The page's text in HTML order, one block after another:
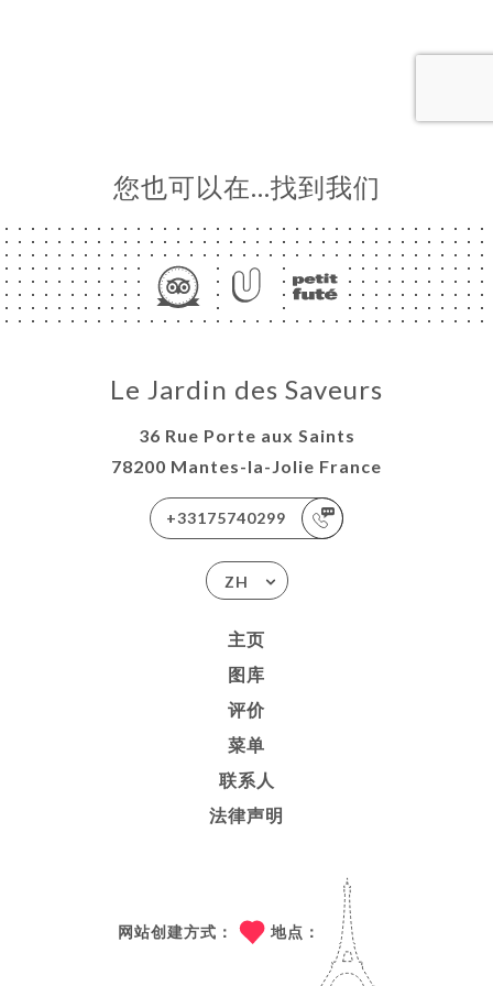
您也可以在…找到我们
Le Jardin des Saveurs
36 Rue Porte aux Saints
78200 Mantes-la-Jolie France
+33175740299
ZH
主页
图库
评价
菜单
联系人
法律声明
网站创建方式： 地点：